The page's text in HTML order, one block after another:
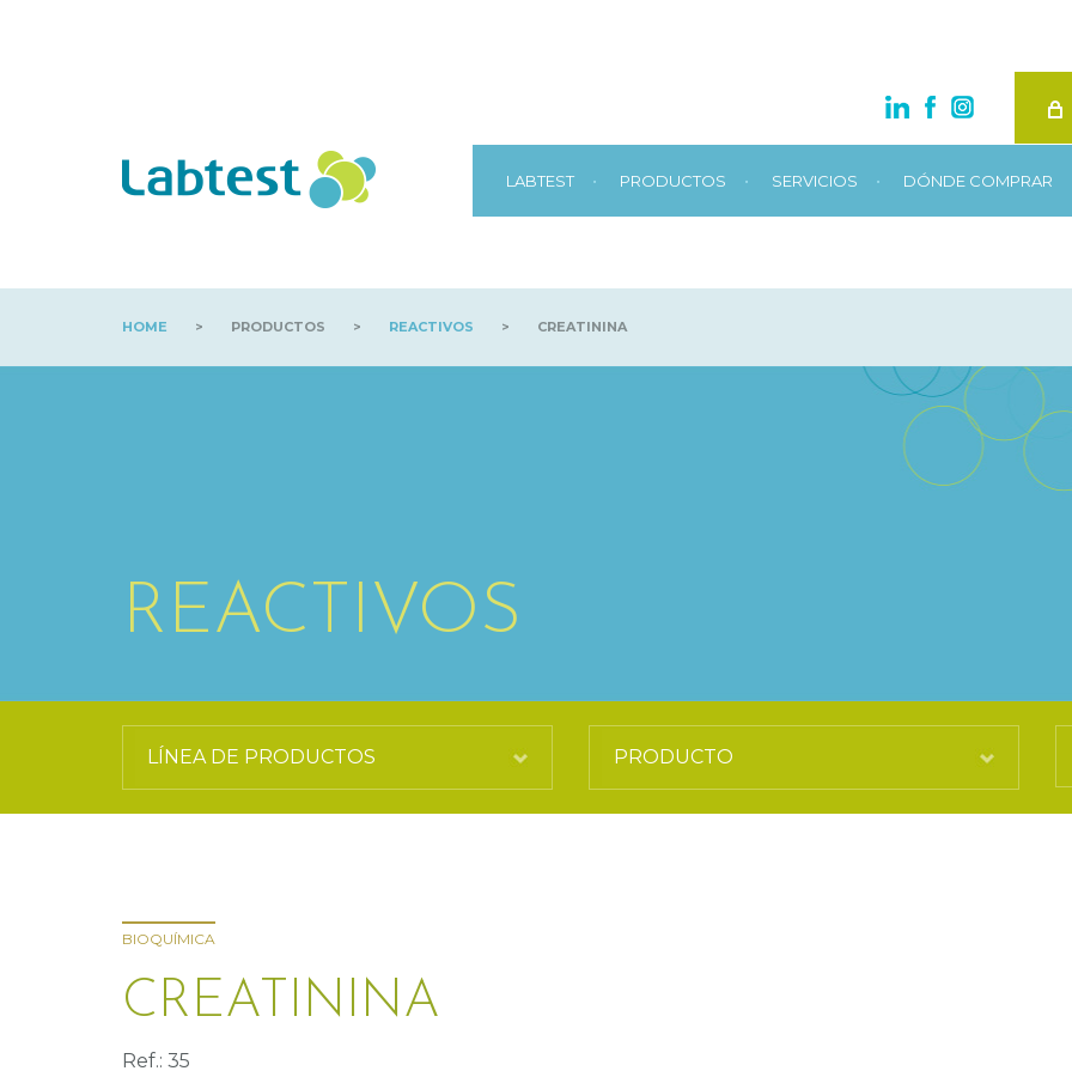
LABTEST • PRODUCTOS • SERVICIOS • DÓNDE COMPRAR
HOME > PRODUCTOS > REACTIVOS > CREATININA
REACTIVOS
BIOQUÍMICA
CREATININA
Ref.: 35